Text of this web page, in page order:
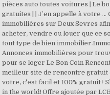
pièces auto toutes voitures | Le
gratuites | | J’en appelle à votre …
immobilières sur Deux Sevres
acheter, vendre ou louer que ce
tout type de bien
Annonces immobilières pour
pour se loger Le Bon Coin
meilleur site de rencontre
votre, c'est facil et 100% gratuit !
in the world! Offre ajoutée par